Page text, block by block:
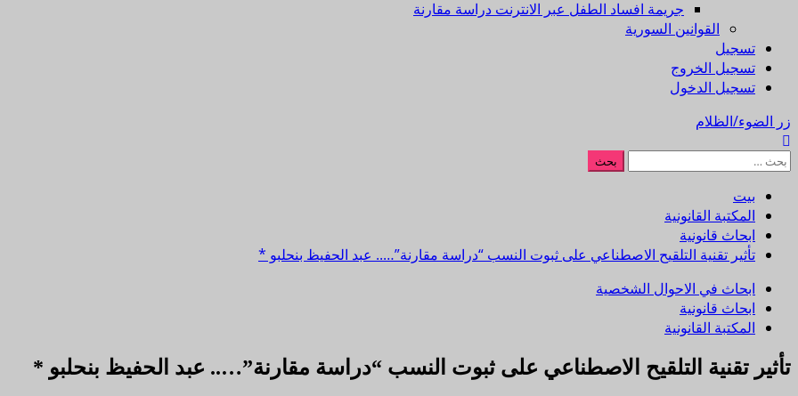
جريمة افساد الطفل عبر الانترنت دراسة مقارنة
القوانين السورية
تسجيل
تسجيل الخروج
تسجيل الدخول
زر الضوء/الظلام
البحث
بيت
المكتبة القانونية
ابحاث قانونية
تأثير تقنية التلقيح الاصطناعي على ثبوت النسب “دراسة مقارنة”….. عبد الحفيظ بنحلبو *
ابحاث في الاحوال الشخصية
ابحاث قانونية
المكتبة القانونية
تأثير تقنية التلقيح الاصطناعي على ثبوت النسب “دراسة مقارنة”….. عبد الحفيظ بنحلبو *